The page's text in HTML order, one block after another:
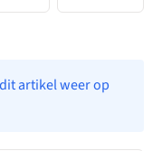
artikel weer op